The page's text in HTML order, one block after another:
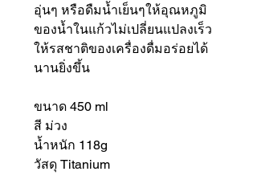
อุ่นๆ หรือดืมน้ำเย็นๆให้อุณหภูมิ
ของน้ำในแก้วไม่เปลี่ยนแปลงเร็ว
ให้รสชาติของเครื่องดื่มอร่อยได้
นานยิ่งขึ้น
ขนาด 450 ml
สี ม่วง
น้ำหนัก 118g
วัสดุ Titanium